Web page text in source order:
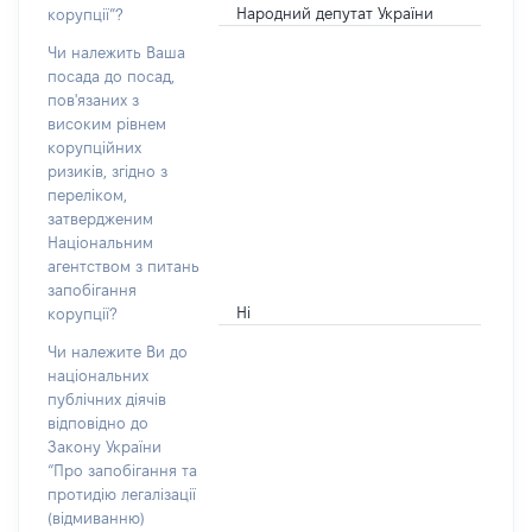
корупції”?
Народний депутат України
Чи належить Ваша
посада до посад,
пов'язаних з
високим рівнем
корупційних
ризиків, згідно з
переліком,
затвердженим
Національним
агентством з питань
запобігання
корупції?
Ні
Чи належите Ви до
національних
публічних діячів
відповідно до
Закону України
“Про запобігання та
протидію легалізації
(відмиванню)